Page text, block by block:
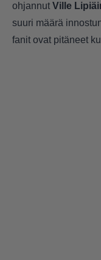
ohjannut Ville
suuri määrä
fanit ovat pitäneet